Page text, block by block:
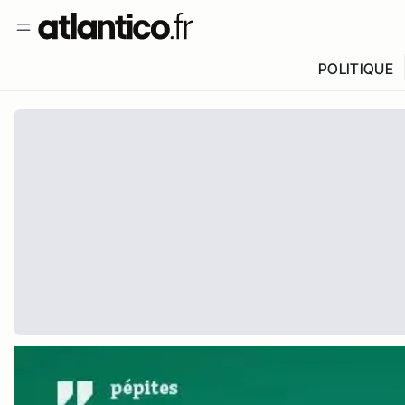
POLITIQUE